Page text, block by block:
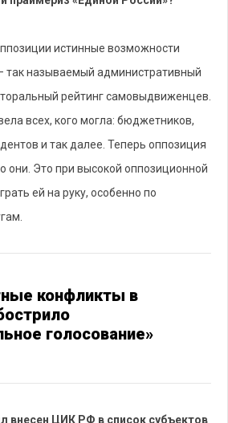
истинные возможности
так называемый административный
рейтинг самовыдвиженцев.
всех, кого могла: бюджетников,
и так далее. Теперь оппозиция
они. Это при высокой оппозиционной
ей на руку, особенно по
конфликты в
голосование»
внесен ЦИК РФ в список субъектов